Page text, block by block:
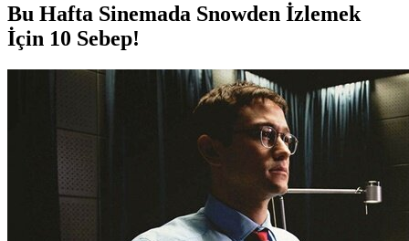
Bu Hafta Sinemada Snowden İzlemek
İçin 10 Sebep!